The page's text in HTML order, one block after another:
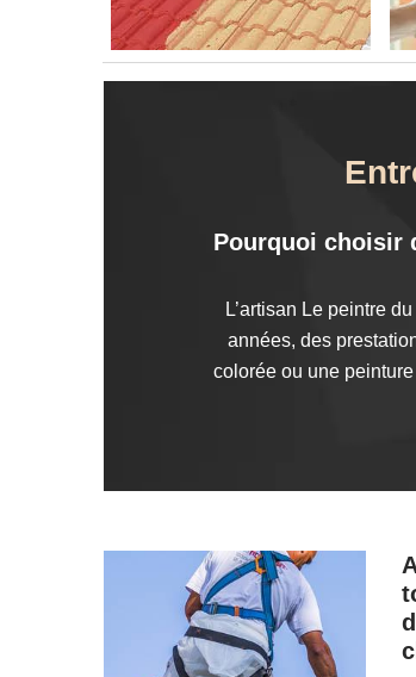
Pourquoi choisir
L’artisan Le peintre
années, des
colorée ou une